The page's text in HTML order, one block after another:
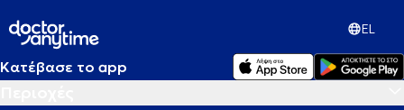
EL
Κατέβασε το app